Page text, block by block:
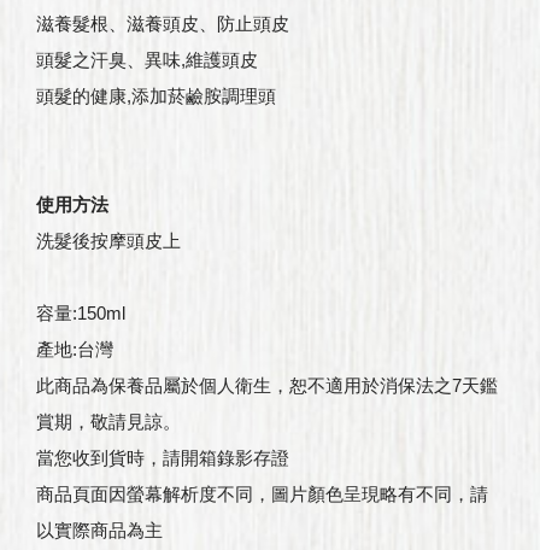
滋養髮根、滋養頭皮、防止頭皮
頭髮之汗臭、異味,維護頭皮
頭髮的健康,添加菸鹼胺調理頭
使用方法
洗髮後按摩頭皮上
容量:150ml
產地:台灣
此商品為保養品屬於個人衛生，恕不適用於消保法之7天鑑
賞期，敬請見諒。
當您收到貨時，請開箱錄影存證
商品頁面因螢幕解析度不同，圖片顏色呈現略有不同，請
以實際商品為主